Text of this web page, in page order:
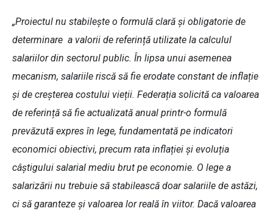
„Proiectul nu stabilește o formulă clară și obligatorie de
determinare a valorii de referință utilizate la calculul
salariilor din sectorul public. În lipsa unui asemenea
mecanism, salariile riscă să fie erodate constant de inflație
și de creșterea costului vieții. Federația solicită ca valoarea
de referință să fie actualizată anual printr-o formulă
prevăzută expres în lege, fundamentată pe indicatori
economici obiectivi, precum rata inflației și evoluția
câștigului salarial mediu brut pe economie. O lege a
salarizării nu trebuie să stabilească doar salariile de astăzi,
ci să garanteze și valoarea lor reală în viitor. Dacă valoarea